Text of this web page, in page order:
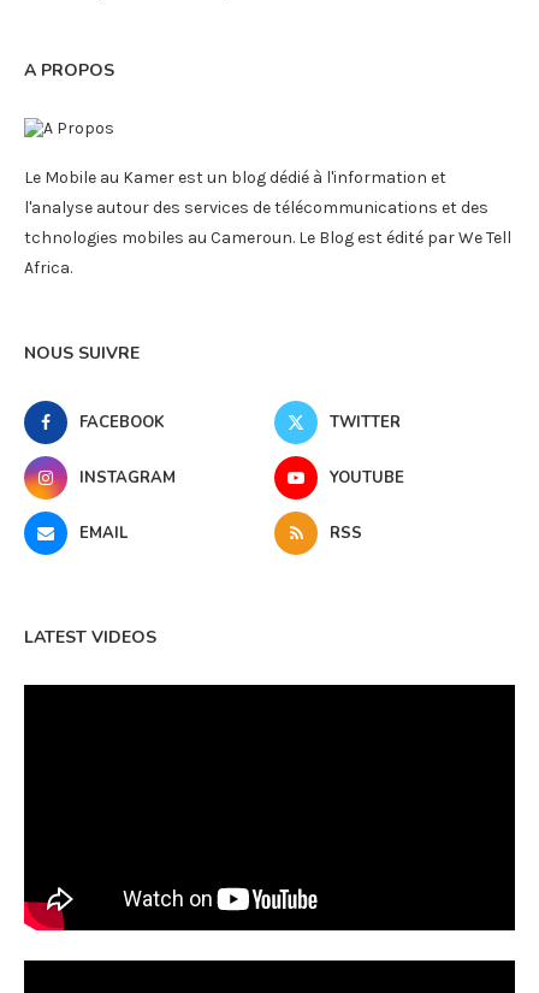
A PROPOS
Le Mobile au Kamer est un blog dédié à l'information et
l'analyse autour des services de télécommunications et des
tchnologies mobiles au Cameroun. Le Blog est édité par We Tell
Africa.
NOUS SUIVRE
FACEBOOK TWITTER
INSTAGRAM YOUTUBE
EMAIL RSS
LATEST VIDEOS